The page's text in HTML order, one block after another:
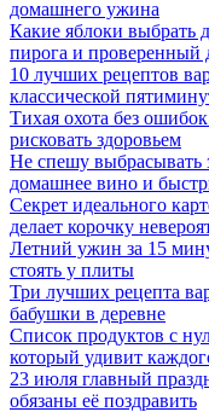
домашнего ужина
Какие яблоки выбрать
пирога и проверенный
10 лучших рецептов
классической
Тихая охота без
рисковать здоровьем
Не спешу выбрасывать
домашнее вино и
Секрет идеального
делает корочку
Летний ужин за 15
стоять у плиты
Три лучших рецепта
бабушки в деревне
Список продуктов с
который удивит
23 июля главный
обязаны её поздравить